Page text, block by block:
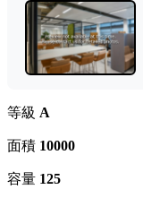
等級 A
面積 10000
容量 125